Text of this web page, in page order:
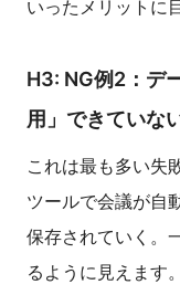
いったメリットに
H3: NG例2：デ
用」できていな
これは最も多い失
ツールで会議が自
保存されていく。
るように見えます